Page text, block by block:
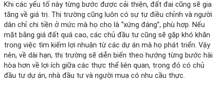
Khi các yếu tố này từng bước được cải thiện, đất đai cũng sẽ gia
tăng về giá trị. Thị trường cũng luôn có sự tự điều chỉnh và người
dân chỉ chi tiền ở mức mà họ cho là “xứng đáng”, phù hợp. Nếu
mặt bằng giá đất quá cao, các chủ đầu tư cũng sẽ gặp khó khăn
trong việc tìm kiếm lợi nhuận từ các dự án mà họ phát triển. Vậy
nên, về dài hạn, thị trường sẽ diễn biến theo hướng từng bước hài
hòa hơn về lợi ích giữa các thực thể liên quan, trong đó có chủ
đầu tư dự án, nhà đầu tư và người mua có nhu cầu thực.